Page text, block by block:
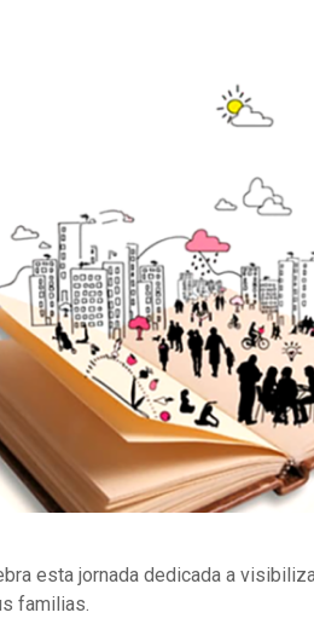
esta jornada dedicada a
familias.